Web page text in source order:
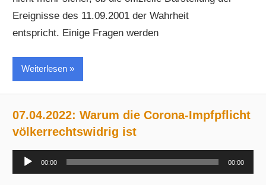
Ereignisse des 11.09.2001 der Wahrheit
entspricht. Einige Fragen werden
Weiterlesen
07.04.2022: Warum die Corona-Impfpflicht
völkerrechtswidrig ist
Audio-
Player
00:00 00:00